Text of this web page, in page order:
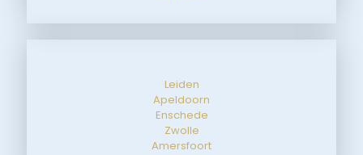
Leiden
Apeldoorn
Enschede
Zwolle
Amersfoort